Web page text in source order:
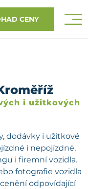
CENY
i užitkových
dodávky i užitkové
i nepojízdné,
i firemní vozidla.
fotografie vozidla
odpovídající